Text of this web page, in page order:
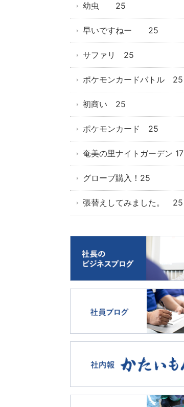
幼虫 25
早いですねー 25
サファリ 25
ポケモンカードバトル 25
初商い 25
ポケモンカード 25
奄美の里ナイトガーデン 17
グローブ購入！25
張替えしてみました。 25